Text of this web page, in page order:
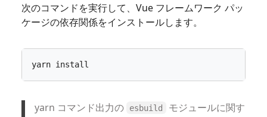
次のコマンドを実行して、Vue フレームワーク パッ
ケージの依存関係をインストールします。
yarn コマンド出力の esbuild
モジュールに関す